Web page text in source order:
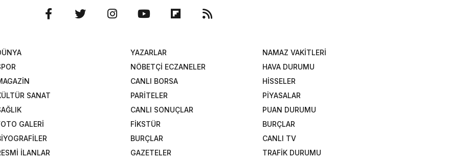
SANAT
GALERİ
İLANLAR
YAZARLAR
NAMAZ VAKİTLERİ
NÖBETÇİ ECZANELER
HAVA DURUMU
CANLI BORSA
HİSSELER
PARİTELER
PİYASALAR
CANLI SONUÇLAR
PUAN DURUMU
FİKSTÜR
BURÇLAR
BURÇLAR
CANLI TV
GAZETELER
TRAFİK DURUMU